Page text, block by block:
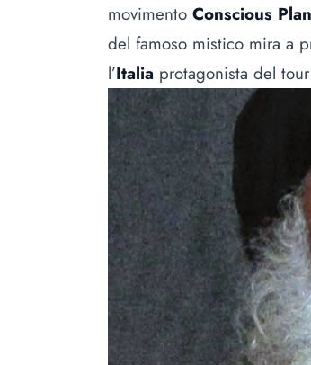
movimento Conscious
del famoso mistico mira a
l’Italia protagonista del